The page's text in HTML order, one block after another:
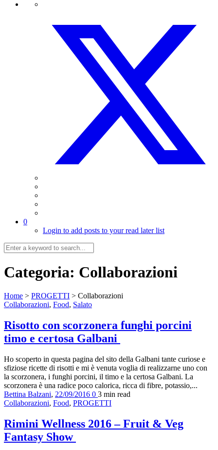
0
Login to add posts to your read later list
Categoria: Collaborazioni
Home > PROGETTI > Collaborazioni
Collaborazioni, Food, Salato
Risotto con scorzonera funghi porcini
timo e certosa Galbani
Ho scoperto in questa pagina del sito della Galbani tante curiose e
sfiziose ricette di risotti e mi è venuta voglia di realizzarne uno con
la scorzonera, i funghi porcini, il timo e la certosa Galbani. La
scorzonera è una radice poco calorica, ricca di fibre, potassio,...
Bettina Balzani, 22/09/2016 0 3 min read
Collaborazioni, Food, PROGETTI
Rimini Wellness 2016 – Fruit & Veg
Fantasy Show